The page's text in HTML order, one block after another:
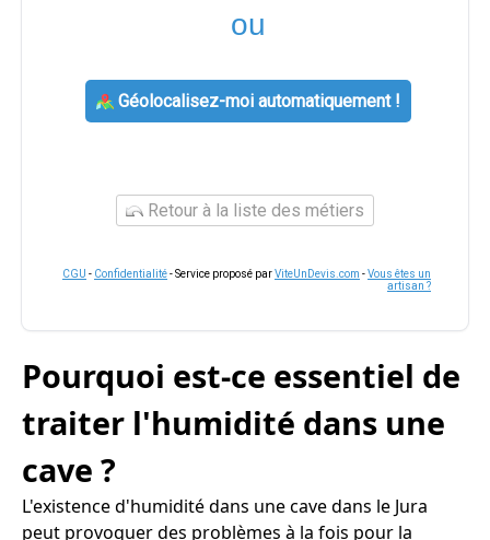
ou
Géolocalisez-moi automatiquement !
Retour à la liste des métiers
CGU - Confidentialité- Service proposé parViteUnDevis.com -Vous êtes un
artisan ?
Pourquoi est-ce essentiel de
traiter l'humidité dans une
cave ?
L'existence d'humidité dans une cave dans le Jura
peut provoquer des problèmes à la fois pour la